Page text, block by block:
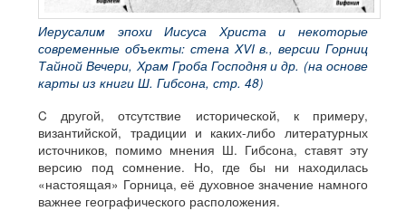
Иерусалим эпохи Иисуса Христа и некоторые
современные объекты: стена XVI в., версии Горниц
Тайной Вечери, Храм Гроба Господня и др. (на основе
карты из книги Ш. Гибсона, стр. 48)
C другой, отсутствие исторической, к примеру,
византийской, традиции и каких-либо литературных
источников, помимо мнения Ш. Гибсона, ставят эту
версию под сомнение. Но, где бы ни находилась
«настоящая» Горница, её духовное значение намного
важнее географического расположения.